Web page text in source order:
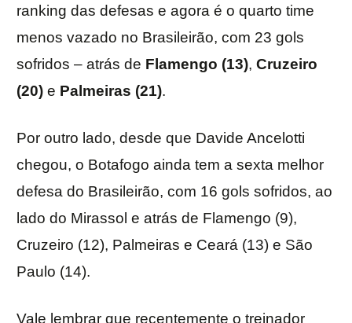
ranking das defesas e agora é o quarto time
menos vazado no Brasileirão, com 23 gols
sofridos – atrás de Flamengo (13), Cruzeiro
(20) e Palmeiras (21).
Por outro lado, desde que Davide Ancelotti
chegou, o Botafogo ainda tem a sexta melhor
defesa do Brasileirão, com 16 gols sofridos, ao
lado do Mirassol e atrás de Flamengo (9),
Cruzeiro (12), Palmeiras e Ceará (13) e São
Paulo (14).
Vale lembrar que recentemente o treinador